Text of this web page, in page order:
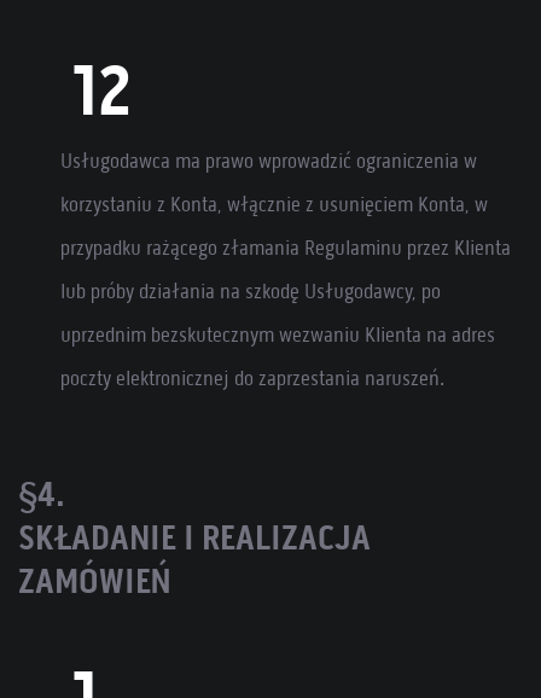
Usługodawca ma prawo wprowadzić ograniczenia w
korzystaniu z Konta, włącznie z usunięciem Konta, w
przypadku rażącego złamania Regulaminu przez Klienta
lub próby działania na szkodę Usługodawcy, po
uprzednim bezskutecznym wezwaniu Klienta na adres
poczty elektronicznej do zaprzestania naruszeń.
§4.
SKŁADANIE I REALIZACJA
ZAMÓWIEŃ